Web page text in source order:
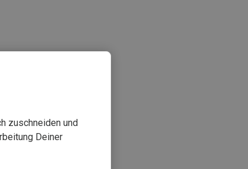
zuschneiden und
Deiner